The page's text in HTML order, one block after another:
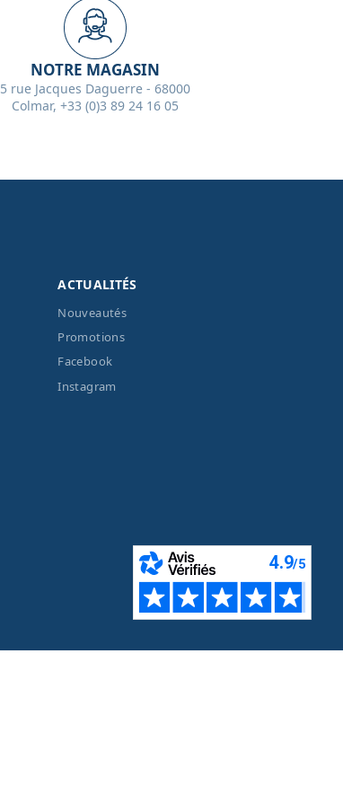
NOTRE MAGASIN
5 rue Jacques Daguerre - 68000
Colmar, +33 (0)3 89 24 16 05
ACTUALITÉS
Nouveautés
Promotions
Facebook
Instagram